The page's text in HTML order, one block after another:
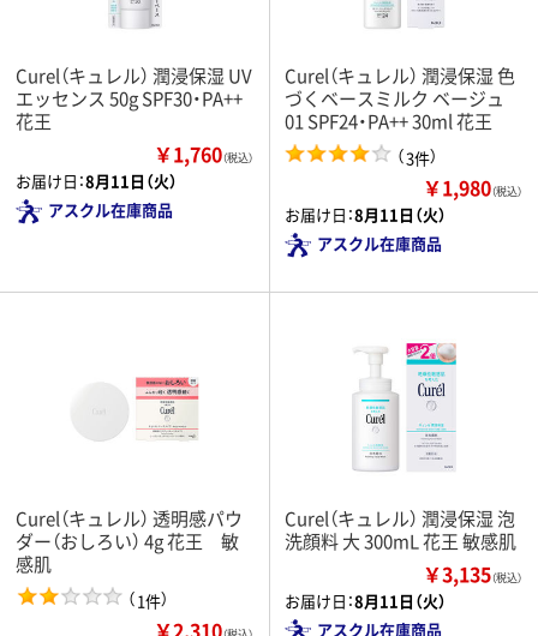
Curel（キュレル） 潤浸保湿 UV
エッセンス 50g SPF30・PA++
花王
￥1,760（税込）
お届け日：8月11日（火）
アスクル在庫商品
Curel（キュレル） 潤浸保湿 色
づくベースミルク ベージュ
01 SPF24・PA++ 30ml 花王
（3件）
￥1,980（税込）
お届け日：8月11日（火）
アスクル在庫商品
Curel（キュレル） 透明感パウ
ダー（おしろい） 4g 花王 敏
感肌
（1件）
￥2,310
Curel（キュレル） 潤浸保湿 泡
洗顔料 大 300mL 花王 敏感肌
￥3,135（税込）
お届け日：8月11日（火）
アスクル在庫商品